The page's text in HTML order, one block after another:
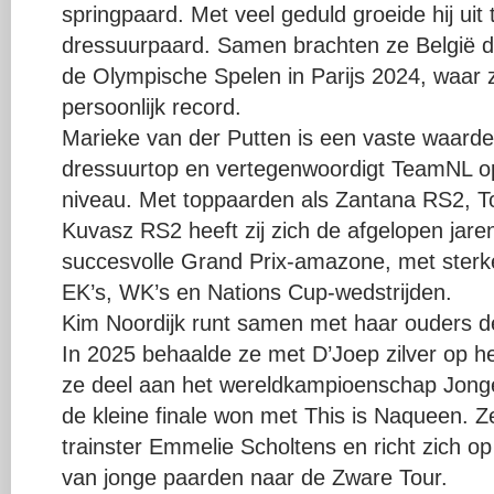
springpaard. Met veel geduld groeide hij uit
dressuurpaard. Samen brachten ze België
de Olympische Spelen in Parijs 2024, waar
persoonlijk record.
Marieke van der Putten is een vaste
dressuurtop en vertegenwoordigt TeamNL
niveau. Met toppaarden als Zantana RS2,
Kuvasz RS2 heeft zij zich de afgelopen
succesvolle Grand Prix-amazone, met
EK’s, WK’s en Nations Cup-wedstrijden.
Kim Noordijk runt samen met haar ouders
In 2025 behaalde ze met D’Joep zilver op
ze deel aan het wereldkampioenschap
de kleine finale won met This is Naqueen.
trainster Emmelie Scholtens en richt zich
van jonge paarden naar de Zware Tour.